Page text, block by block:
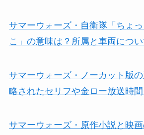
サマーウォーズ・自衛隊「ちょ
こ」の意味は？所属と車両につい
サマーウォーズ・ノーカット版
略されたセリフや金ロー放送時
サマーウォーズ・原作小説と映